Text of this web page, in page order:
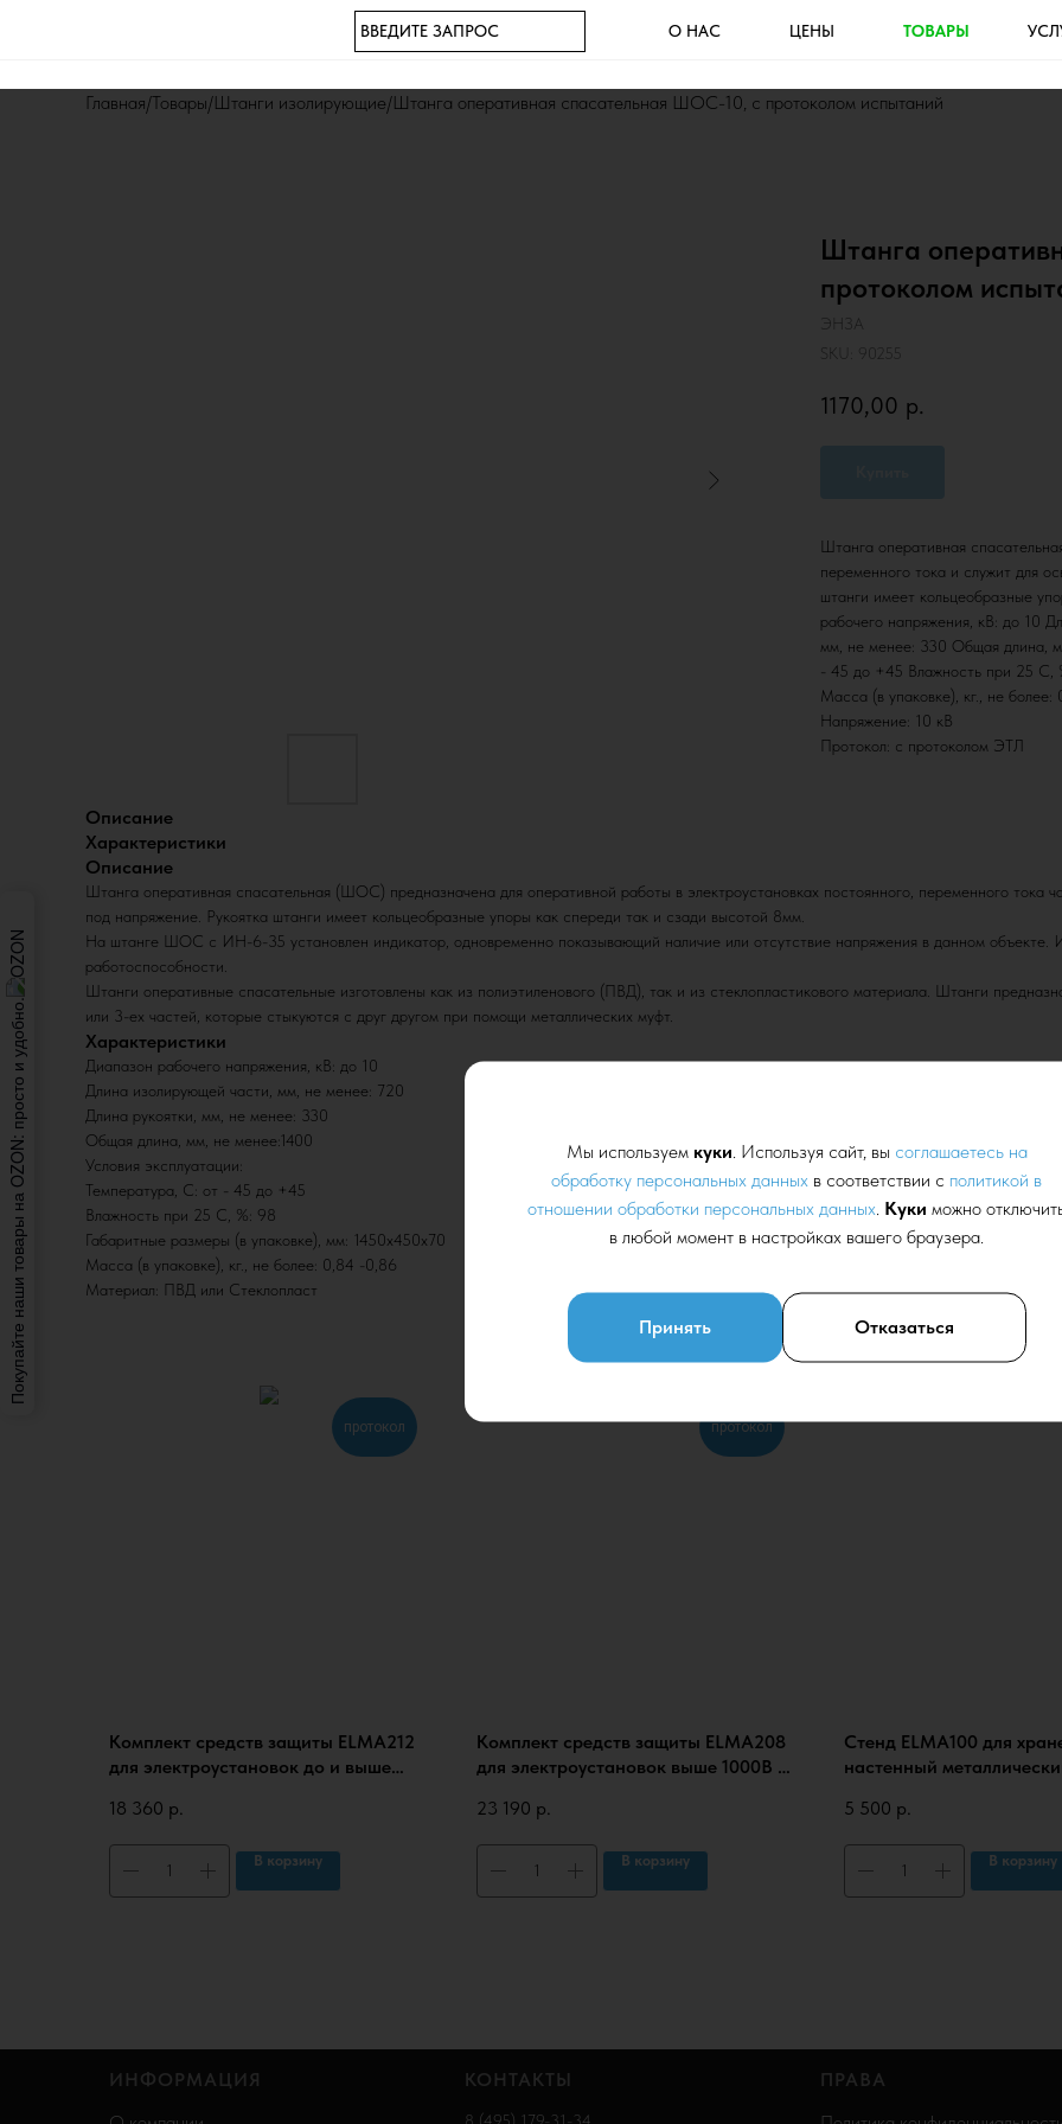
ТОВАРЫ
ЦЕНЫ
О НАС
ВВЕДИТЕ ЗАПРОС
Главная Товары Штанги изолирующие Штанга оперативная спасательная ШОС-10, с протоколом испытаний
Мы используем куки . Используя сайт, вы соглашаетесь на
обработку персональных данных в соответствии с политикой в
отношении обработки персональных данных Куки можно
в любой момент в настройках вашего браузера.
Принять Отказаться
Штанга
протоколом
ЭНЗА
SKU:
90255
1170,00 р.
Штанга оперативная
переменного тока и служит для
штанги имеет кольцеобразные
рабочего напряжения, кВ: до 10
мм, не менее: 330 Общая длина,
- 45 до +45 Влажность при 25 С,
Масса (в упаковке), кг., не
Напряжение: 10 кВ
Протокол: с протоколом ЭТЛ
Описание
Характеристики
Описание
Штанга оперативная спасательная (ШОС) предназначена для оперативной работы в электроустановках постоянного, переменного тока
под напряжение. Рукоятка штанги имеет кольцеобразные упоры как спереди так и сзади высотой 8мм.
На штанге ШОС с ИН-6-35 установлен индикатор, одновременно показывающий наличие или отсутствие напряжения в данном объекте.
работоспособности.
Штанги оперативные спасательные изготовлены как из полиэтиленового (ПВД), так и из стеклопластикового материала. Штанги
или 3-ех частей, которые стыкуются с друг другом при помощи металлических муфт.
Характеристики
Диапазон рабочего напряжения, кВ: до 10
Длина изолирующей части, мм, не менее: 720
Длина рукоятки, мм, не менее: 330
Общая длина, мм, не менее:1400
Условия эксплуатации:
Температура, С: от - 45 до +45
Влажность при 25 С, %: 98
Габаритные размеры (в упаковке), мм: 1450х450х70
Масса (в упаковке), кг., не более: 0,84 -0,86
Материал: ПВД или Стеклопласт
протокол
Комплект средств защиты ELMA212
для электроустановок до и выше
протоколами испытаний
18 360 р.
В корзину
протокол
Комплект средств защиты ELMA208
для электроустановок выше 1000В в
испытаний
23 190 р.
В корзину
Стенд ELMA100 для
настенный
5 500 р.
В корзину
ИНФОРМАЦИЯ
КОНТАКТЫ
ПРАВА
Покупайте наши товары на OZON: просто и удобно.